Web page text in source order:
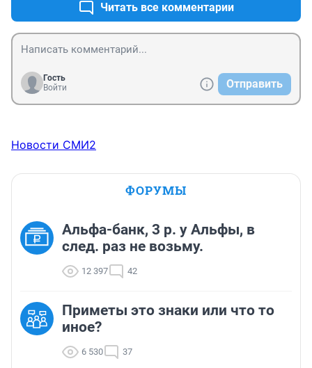
Читать все комментарии
Гость
Войти
Отправить
Новости СМИ2
ФОРУМЫ
Альфа-банк, 3 р. у Альфы, в
след. раз не возьму.
12 397 42
Приметы это знаки или что то
иное?
6 530 37